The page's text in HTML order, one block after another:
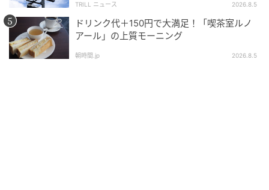
も…！？
TRILL ニュース 2026.8.5
ドリンク代＋150円で大満足！「喫茶室ルノ
アール」の上質モーニング
朝時間.jp 2026.8.5